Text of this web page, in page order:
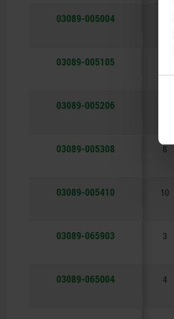
03089-005004
03089-005105
03089-005206
03089-005308 8
03089-005410 10
03089-065903 3
03089-065004 4